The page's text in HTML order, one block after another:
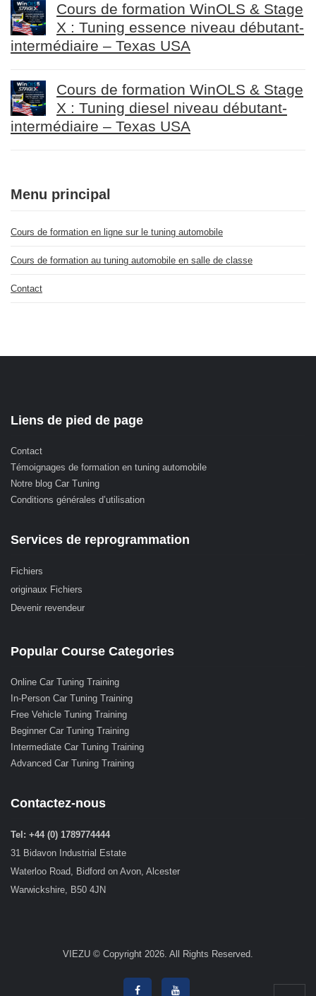
Cours de formation WinOLS & Stage
X : Tuning essence niveau débutant-
intermédiaire – Texas USA
Cours de formation WinOLS & Stage
X : Tuning diesel niveau débutant-
intermédiaire – Texas USA
Menu principal
Cours de formation en ligne sur le tuning automobile
Cours de formation au tuning automobile en salle de classe
Contact
Liens de pied de page
Contact
Témoignages de formation en tuning automobile
Notre blog Car Tuning
Conditions générales d’utilisation
Services de reprogrammation
Fichiers
originaux Fichiers
Devenir revendeur
Popular Course Categories
Online Car Tuning Training
In-Person Car Tuning Training
Free Vehicle Tuning Training
Beginner Car Tuning Training
Intermediate Car Tuning Training
Advanced Car Tuning Training
Contactez-nous
Tel: +44 (0) 1789774444
31 Bidavon Industrial Estate
Waterloo Road, Bidford on Avon, Alcester
Warwickshire, B50 4JN
VIEZU © Copyright 2026. All Rights Reserved.